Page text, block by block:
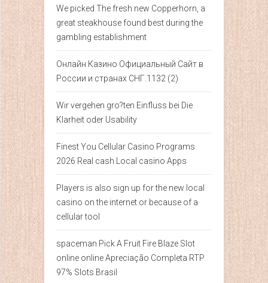
We picked The fresh new Copperhorn, a
great steakhouse found best during the
gambling establishment
Онлайн Казино Официальный Сайт в
России и странах СНГ.1132 (2)
Wir vergehen gro?ten Einfluss bei Die
Klarheit oder Usability
Finest You Cellular Casino Programs
2026 Real cash Local casino Apps
Players is also sign up for the new local
casino on the internet or because of a
cellular tool
spaceman Pick A Fruit Fire Blaze Slot
online online Apreciação Completa RTP
97% Slots Brasil